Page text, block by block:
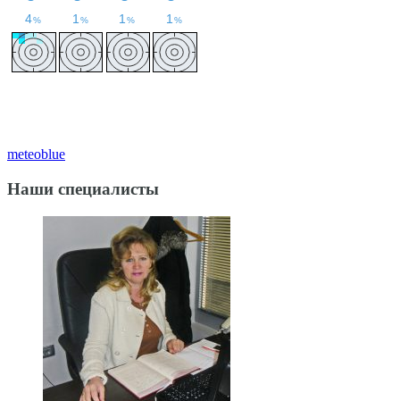
meteoblue
Наши специалисты